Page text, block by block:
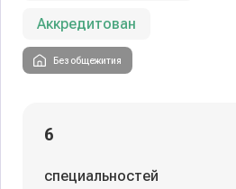
Аккредитован
Без общежития
6
специальностей